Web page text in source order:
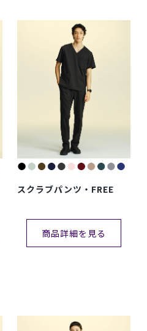
スクラブパンツ・FREE
商品詳細を見る